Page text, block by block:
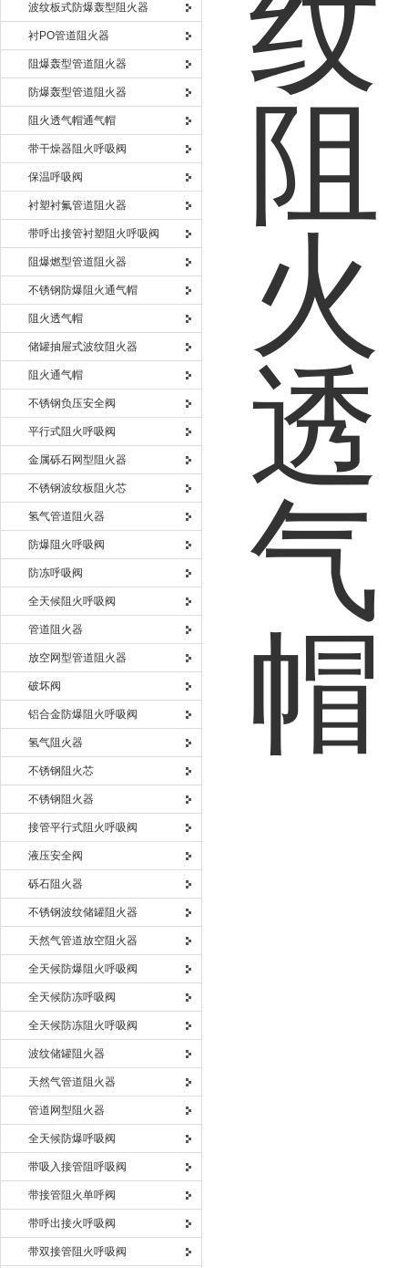
波纹板式防爆轰型阻火器
衬PO管道阻火器
阻爆轰型管道阻火器
防爆轰型管道阻火器
阻火透气帽通气帽
带干燥器阻火呼吸阀
保温呼吸阀
衬塑衬氟管道阻火器
带呼出接管衬塑阻火呼吸阀
阻爆燃型管道阻火器
不锈钢防爆阻火通气帽
阻火透气帽
储罐抽屉式波纹阻火器
阻火通气帽
不锈钢负压安全阀
平行式阻火呼吸阀
金属砾石网型阻火器
不锈钢波纹板阻火芯
氢气管道阻火器
防爆阻火呼吸阀
防冻呼吸阀
全天候阻火呼吸阀
管道阻火器
放空网型管道阻火器
破坏阀
铝合金防爆阻火呼吸阀
氢气阻火器
不锈钢阻火芯
不锈钢阻火器
接管平行式阻火呼吸阀
液压安全阀
砾石阻火器
不锈钢波纹储罐阻火器
天然气管道放空阻火器
全天候防爆阻火呼吸阀
全天候防冻呼吸阀
全天候防冻阻火呼吸阀
波纹储罐阻火器
天然气管道阻火器
管道网型阻火器
全天候防爆呼吸阀
带吸入接管阻呼吸阀
带接管阻火单呼阀
带呼出接火呼吸阀
带双接管阻火呼吸阀